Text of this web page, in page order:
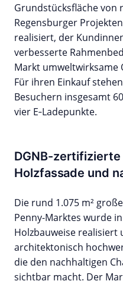
Grundstücksfläche von
Regensburger
realisiert, der
verbesserte
Markt umweltwirksame
Für ihren Einkauf
Besuchern insgesamt
vier E‑Ladepunkte.
DGNB-
Holzfassade und
Die rund 1.075 m²
Penny-Marktes wurde
Holzbauweise realisiert
architektonisch
die den nachhaltigen
sichtbar macht. Der